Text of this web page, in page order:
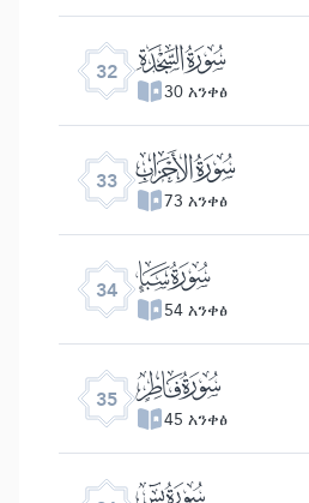
32 ﮬ
30 አንቀፅ
33 ﮭ
73 አንቀፅ
34 ﮮ
54 አንቀፅ
35 ﮯ
45 አንቀፅ